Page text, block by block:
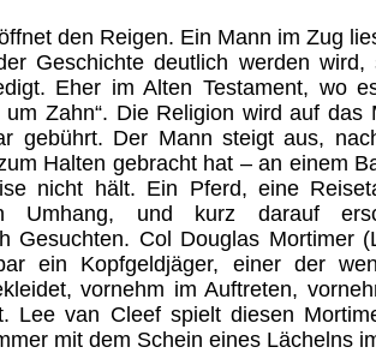
den Reigen. Ein Mann im Zug
Geschichte deutlich werden wird,
Eher im Alten Testament, wo
um Zahn“. Die Religion wird auf das
gebührt. Der Mann steigt aus,
Halten gebracht hat – an einem
nicht hält. Ein Pferd, eine
Umhang, und kurz darauf
Gesuchten. Col Douglas Mortimer
ein Kopfgeldjäger, einer der
vornehm im Auftreten,
Lee van Cleef spielt diesen
mit dem Schein eines Lächelns